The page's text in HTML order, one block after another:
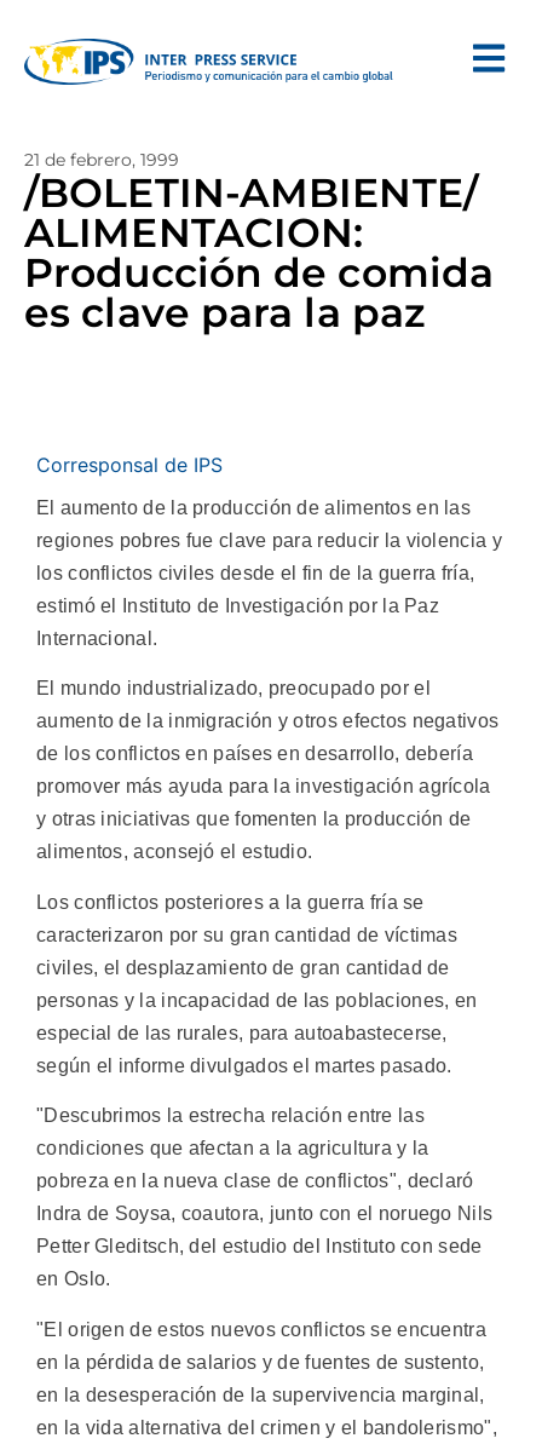
21 de febrero, 1999
/BOLETIN-AMBIENTE/
ALIMENTACION:
Producción de comida
es clave para la paz
Corresponsal de IPS
El aumento de la producción de alimentos en las
regiones pobres fue clave para reducir la violencia y
los conflictos civiles desde el fin de la guerra fría,
estimó el Instituto de Investigación por la Paz
Internacional.
El mundo industrializado, preocupado por el
aumento de la inmigración y otros efectos negativos
de los conflictos en países en desarrollo, debería
promover más ayuda para la investigación agrícola
y otras iniciativas que fomenten la producción de
alimentos, aconsejó el estudio.
Los conflictos posteriores a la guerra fría se
caracterizaron por su gran cantidad de víctimas
civiles, el desplazamiento de gran cantidad de
personas y la incapacidad de las poblaciones, en
especial de las rurales, para autoabastecerse,
según el informe divulgados el martes pasado.
"Descubrimos la estrecha relación entre las
condiciones que afectan a la agricultura y la
pobreza en la nueva clase de conflictos", declaró
Indra de Soysa, coautora, junto con el noruego Nils
Petter Gleditsch, del estudio del Instituto con sede
en Oslo.
"El origen de estos nuevos conflictos se encuentra
en la pérdida de salarios y de fuentes de sustento,
en la desesperación de la supervivencia marginal,
en la vida alternativa del crimen y el bandolerismo",